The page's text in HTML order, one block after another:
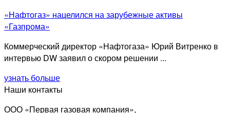
«Нафтогаз» нацелился на зарубежные активы
«Газпрома»
Коммерческий директор «Нафтогаза» Юрий Витренко в
интервью DW заявил о скором решении ...
узнать больше
Наши контакты
ООО «Первая газовая компания»,